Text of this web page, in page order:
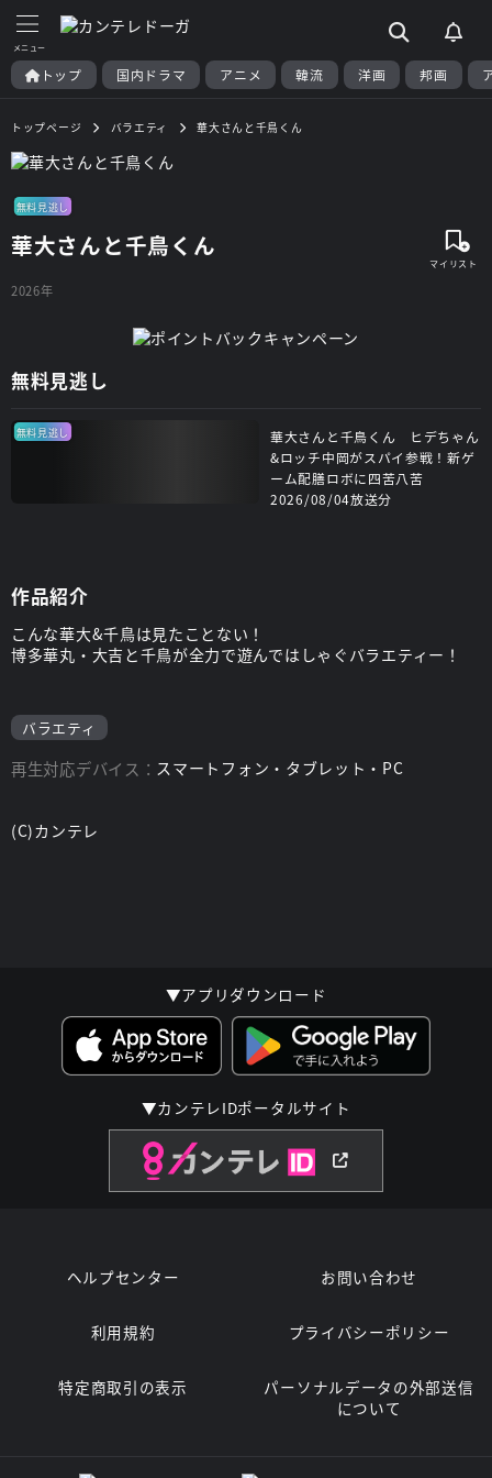
トップ 国内ドラマ アニメ 韓流 洋画 邦画
トップページ バラエティ 華大さんと千鳥くん
無料見逃し
華大さんと千鳥くん
2026年
無料見逃し
無料見逃し
華大さんと千鳥くん ヒデちゃん
&ロッチ中岡がスパイ参戦！新ゲ
ーム配膳ロボに四苦八苦
2026/08/04放送分
作品紹介
こんな華大&千鳥は見たことない！
博多華丸・大吉と千鳥が全力で遊んではしゃぐバラエティー！
バラエティ
再生対応デバイス： スマートフォン・タブレット・PC
(C)カンテレ
▼アプリダウンロード
▼カンテレIDポータルサイト
ヘルプセンター お問い合わせ
利用規約 プライバシーポリシー
特定商取引の表示
パーソナルデータの外部送信
について